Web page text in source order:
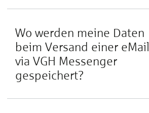
Wo werden meine Daten
beim Versand einer eMail
via VGH Messenger
gespeichert?